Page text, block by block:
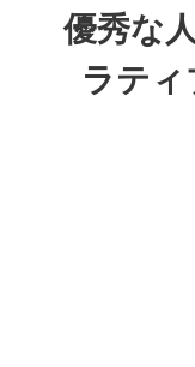
優秀な
ラテ